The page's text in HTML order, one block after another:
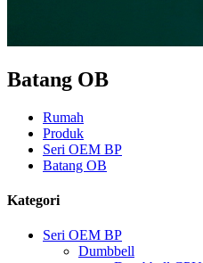
Batang OB
Rumah
Produk
Seri OEM BP
Batang OB
Kategori
Seri OEM BP
Dumbbell